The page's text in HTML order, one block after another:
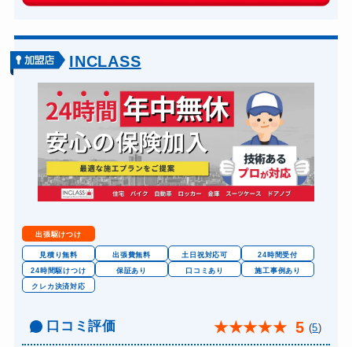
バイクカギ開け
バイクカギ作成 16,500円～(税込)
スーツケースカギ開け 8,800円～(税込)
金庫カギ開け 14,300円～(税込)
金庫カギ交換 11,000円～(税込)
ロッカーカギ開け 8,800円～(税込)
ドアノブカギ作成 8,800円～(税込)
ドアノブカギ交換 11,000円～(税込)
INCLASS
出張駆けつけ
見積り無料 出張費無料 土日祝対応可
24時間受付
24時間駆けつけ
保証あり 口コミあり
施工事例あり
クレカ決済対応
口コミ評価 ★★★★★ 5 (5)